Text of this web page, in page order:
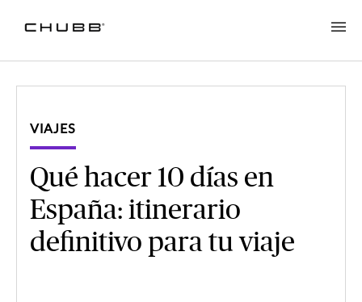
VIAJES
Qué hacer 10 días en
España: itinerario
definitivo para tu viaje